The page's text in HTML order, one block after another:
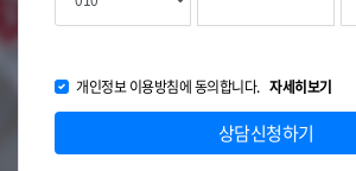
개인정보 이용방침에 동의합니다. 자세히보기
상담신청하기